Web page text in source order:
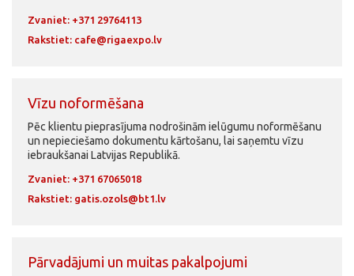
Zvaniet: +371 29764113
Rakstiet: cafe@rigaexpo.lv
Vīzu noformēšana
Pēc klientu pieprasījuma nodrošinām ielūgumu noformēšanu
un nepieciešamo dokumentu kārtošanu, lai saņemtu vīzu
iebraukšanai Latvijas Republikā.
Zvaniet: +371 67065018
Rakstiet: gatis.ozols@bt1.lv
Pārvadājumi un muitas pakalpojumi